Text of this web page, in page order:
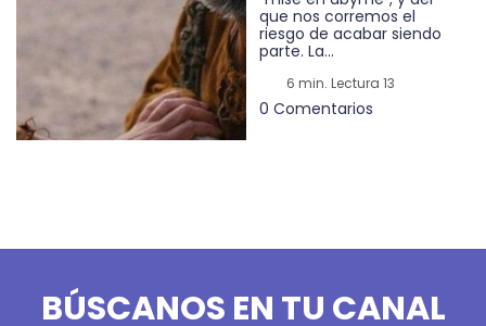
que nos corremos el
riesgo de acabar siendo
parte. La...
6 min. Lectura 13
0 Comentarios
BÚSCANOS EN TU CANAL